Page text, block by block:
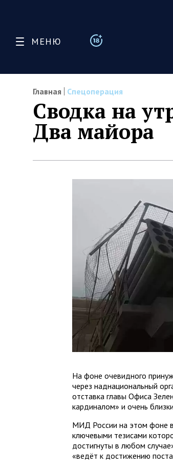
МЕНЮ
Главная Спецоперация
Сводка на
Два майора
На фоне очевидного
через наднациональный
отставка главы Офиса
кардиналом» и очень
МИД России на этом фоне
ключевыми тезисами
достигнуты в любом
«ведёт к достижению